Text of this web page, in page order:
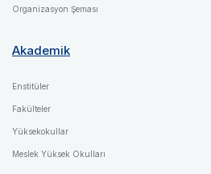
Organizasyon Şeması
Akademik
Enstitüler
Fakülteler
Yüksekokullar
Meslek Yüksek Okulları